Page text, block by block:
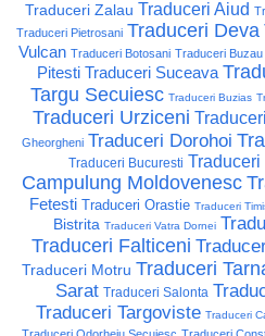
Traduceri Zalau Traduceri Aiud
Traduceri Pietrosani Traduceri Deva
Vulcan Traduceri Botosani Traduceri Buzau
Pitesti Traduceri Suceava
Targu Secuiesc Traduceri Buzias
Traduceri Urziceni
Gheorgheni Traduceri Dorohoi
Traduceri Bucuresti
Campulung Moldovenesc
Fetesti Traduceri Orastie Traduceri
Bistrita Traduceri Vatra Dornei
Traduceri Falticeni
Traduceri Motru Traduceri
Sarat Traduceri Salonta
Traduceri Targoviste Traduceri